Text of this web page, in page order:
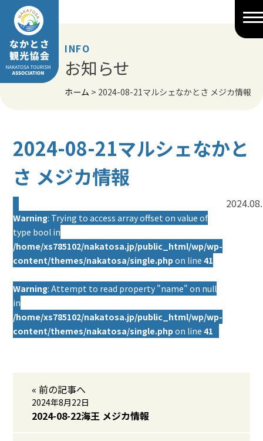
Skip
content
INFO
お知らせ
ホーム > 2024-08-21マルシェなかとさ メジカ情報
2024-08-21マルシェなかと
さ メジカ情報
Warning: Trying to access array offset on value of
type bool in
/home/xs785102/nakatosa.jp/public_html/wp/wp-
content/themes/nakatosa/single.php on line41
Warning: Attempt to read property "name" on null
in
/home/xs785102/nakatosa.jp/public_html/wp/wp-
content/themes/nakatosa/single.php on line41
« 前の記事へ
2024年8月22日
2024-08-22海王 メジカ情報